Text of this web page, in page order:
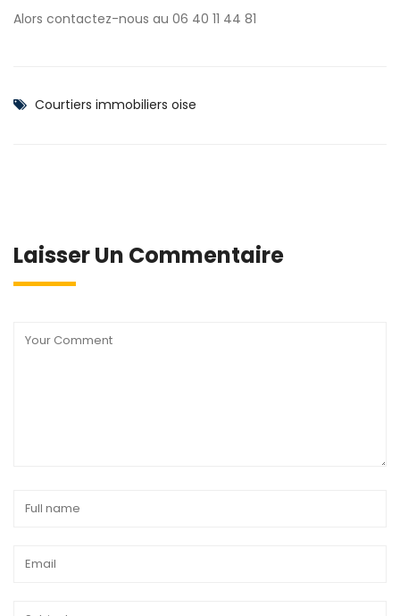
Alors contactez-nous au 06 40 11 44 81
Courtiers immobiliers oise
Laisser Un Commentaire